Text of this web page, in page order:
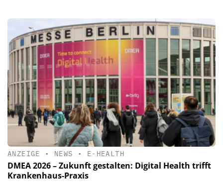
ANZEIGE • NEWS • E-HEALTH
DMEA 2026 – Zukunft gestalten: Digital Health trifft
Krankenhaus-Praxis